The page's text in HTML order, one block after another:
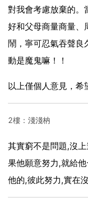
對我會考慮放棄的。
好和父母商量商量、
鬧，寧可忍氣吞聲良
動是魔鬼嘛！！
以上僅個人意見，希
2樓：淺淺枘
其實窮不是問題,沒
果他願意努力,就給
他的,彼此努力,實在